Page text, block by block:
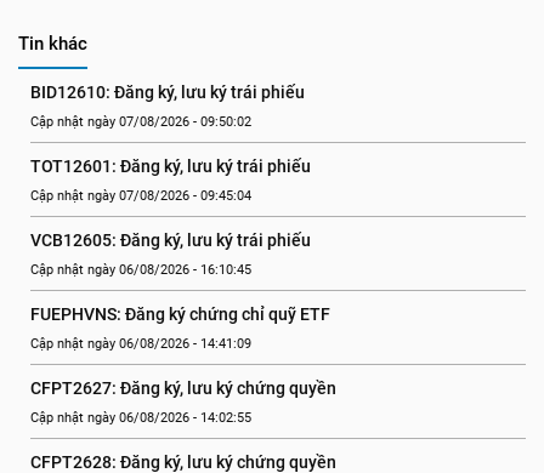
Tin khác
BID12610: Đăng ký, lưu ký trái phiếu
Cập nhật ngày 07/08/2026 - 09:50:02
TOT12601: Đăng ký, lưu ký trái phiếu
Cập nhật ngày 07/08/2026 - 09:45:04
VCB12605: Đăng ký, lưu ký trái phiếu
Cập nhật ngày 06/08/2026 - 16:10:45
FUEPHVNS: Đăng ký chứng chỉ quỹ ETF
Cập nhật ngày 06/08/2026 - 14:41:09
CFPT2627: Đăng ký, lưu ký chứng quyền
Cập nhật ngày 06/08/2026 - 14:02:55
CFPT2628: Đăng ký, lưu ký chứng quyền